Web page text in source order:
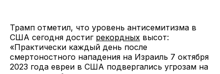
Трамп отметил, что уровень антисемитизма в
США сегодня достиг рекордных высот:
«Практически каждый день после
смертоностного нападения на Израиль 7 октября
2023 года евреи в США подвергались угрозам на